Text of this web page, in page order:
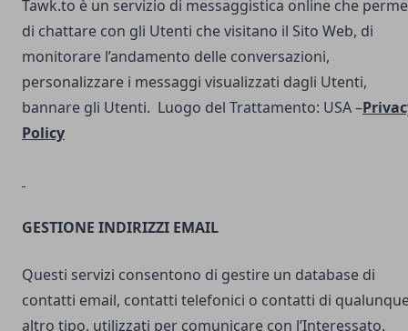
Tawk.to è un servizio di messaggistica online che
di chattare con gli Utenti che visitano il Sito Web, di
monitorare l’andamento delle conversazioni,
personalizzare i messaggi visualizzati dagli Utenti,
bannare gli Utenti. Luogo del Trattamento: USA –
Policy
GESTIONE INDIRIZZI EMAIL
Questi servizi consentono di gestire un database di
contatti email, contatti telefonici o contatti di
altro tipo, utilizzati per comunicare con l’Interessato.